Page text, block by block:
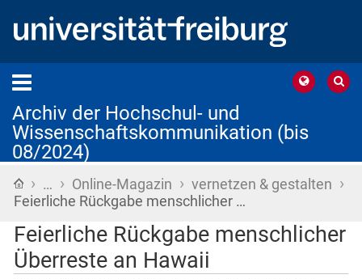
Archiv der Hochschul- und
Wissenschaftskommunikation (bis
08/2024)
Startseite
› … › Online-Magazin › vernetzen & gestalten ›
Feierliche Rückgabe menschlicher …
Feierliche Rückgabe menschlicher
Überreste an Hawaii